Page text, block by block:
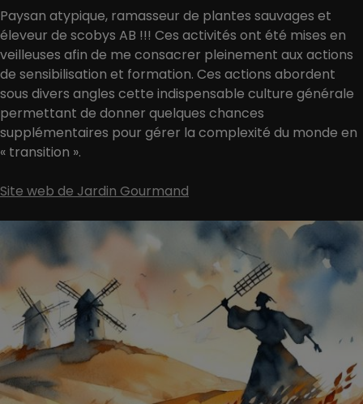
Paysan atypique, ramasseur de plantes sauvages et
éleveur de scobys AB !!! Ces activités ont été mises en
veilleuses afin de me consacrer pleinement aux actions
de sensibilisation et formation. Ces actions abordent
sous divers angles cette indispensable culture générale
permettant de donner quelques chances
supplémentaires pour gérer la complexité du monde en
« transition ».
Site web de Jardin Gourmand